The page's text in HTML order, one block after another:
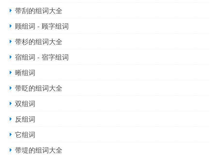
带刮的组词大全
顾组词 - 顾字组词
带杉的组词大全
宿组词 - 宿字组词
晰组词
带眨的组词大全
双组词
反组词
它组词
带堤的组词大全